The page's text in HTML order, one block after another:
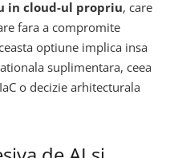
in cloud-ul propriu, care
fara a compromite
optiune implica insa
suplimentara, ceea
o decizie arhitecturala